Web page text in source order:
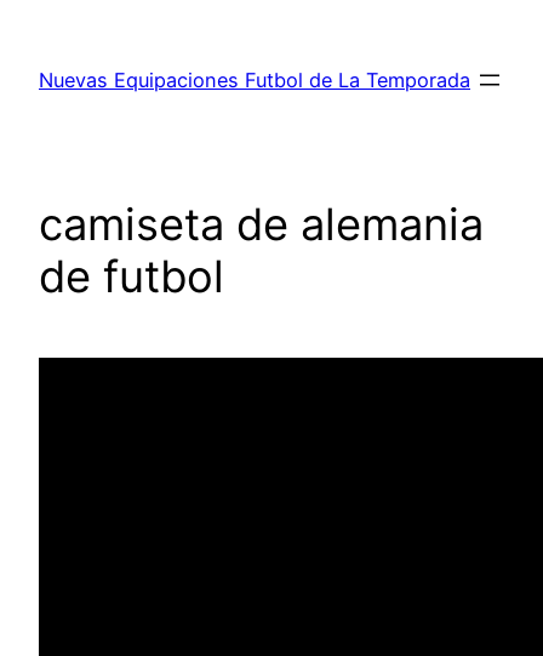
contenido
Nuevas Equipaciones Futbol de La Temporada
camiseta de alemania
de futbol